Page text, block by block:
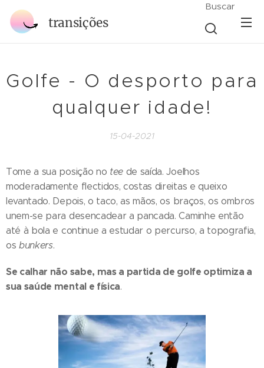
transições
Buscar
Golfe - O desporto para
qualquer idade!
15-04-2021
Tome a sua posição no tee de saída. Joelhos
moderadamente flectidos, costas direitas e queixo
levantado. Depois, o taco, as mãos, os braços, os ombros
unem-se para desencadear a pancada. Caminhe então
até à bola e continue a estudar o percurso, a topografia,
osbunkers.
Se calhar não sabe, mas a partida de golfe optimiza a
sua saúde mental e física.